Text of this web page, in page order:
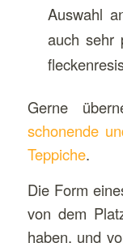
Auswahl
auch sehr
Gerne
schonende
Teppiche.
Die Form
von dem
haben, und